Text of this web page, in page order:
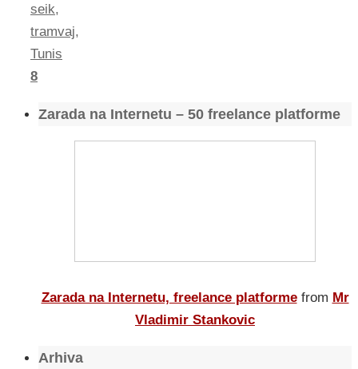
seik,
tramvaj,
Tunis
8
Zarada na Internetu – 50 freelance platforme
Zarada na Internetu, freelance platforme from Mr
Vladimir Stankovic
Arhiva